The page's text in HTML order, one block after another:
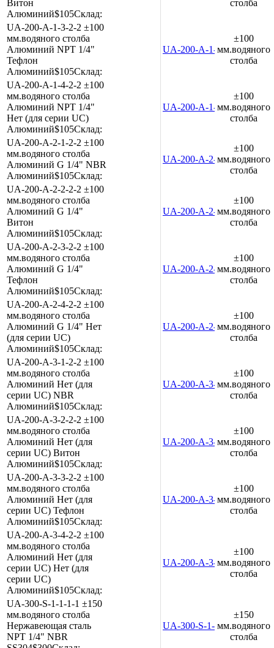
Витон
Алюминий$105Склад:
столба
UA-200-A-1-3-2-2 ±100
мм.водяного столба
Алюминий NPT 1/4"
Тефлон
Алюминий$105Склад:
UA-200-A-1-3-2-2
±100
мм.водяного
столба
UA-200-A-1-4-2-2 ±100
мм.водяного столба
Алюминий NPT 1/4"
Нет (для серии UC)
Алюминий$105Склад:
UA-200-A-1-4-2-2
±100
мм.водяного
столба
UA-200-A-2-1-2-2 ±100
мм.водяного столба
Алюминий G 1/4" NBR
Алюминий$105Склад:
UA-200-A-2-1-2-2
±100
мм.водяного
столба
UA-200-A-2-2-2-2 ±100
мм.водяного столба
Алюминий G 1/4"
Витон
Алюминий$105Склад:
UA-200-A-2-2-2-2
±100
мм.водяного
столба
UA-200-A-2-3-2-2 ±100
мм.водяного столба
Алюминий G 1/4"
Тефлон
Алюминий$105Склад:
UA-200-A-2-3-2-2
±100
мм.водяного
столба
UA-200-A-2-4-2-2 ±100
мм.водяного столба
Алюминий G 1/4" Нет
(для серии UC)
Алюминий$105Склад:
UA-200-A-2-4-2-2
±100
мм.водяного
столба
UA-200-A-3-1-2-2 ±100
мм.водяного столба
Алюминий Нет (для
серии UC) NBR
Алюминий$105Склад:
UA-200-A-3-1-2-2
±100
мм.водяного
столба
UA-200-A-3-2-2-2 ±100
мм.водяного столба
Алюминий Нет (для
серии UC) Витон
Алюминий$105Склад:
UA-200-A-3-2-2-2
±100
мм.водяного
столба
UA-200-A-3-3-2-2 ±100
мм.водяного столба
Алюминий Нет (для
серии UC) Тефлон
Алюминий$105Склад:
UA-200-A-3-3-2-2
±100
мм.водяного
столба
UA-200-A-3-4-2-2 ±100
мм.водяного столба
Алюминий Нет (для
серии UC) Нет (для
серии UC)
Алюминий$105Склад:
UA-200-A-3-4-2-2
±100
мм.водяного
столба
UA-300-S-1-1-1-1 ±150
мм.водяного столба
Нержавеющая сталь
NPT 1/4" NBR
UA-300-S-1-1-1-1
±150
мм.водяного
столба